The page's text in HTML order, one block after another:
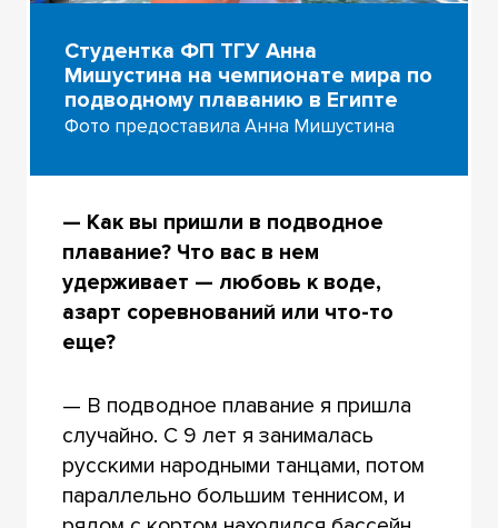
Студентка ФП ТГУ Анна
Мишустина на чемпионате мира по
подводному плаванию в Египте
Фото предоставила Анна Мишустина
— Как вы пришли в подводное
плавание? Что вас в нем
удерживает — любовь к воде,
азарт соревнований или что-то
еще?
— В подводное плавание я пришла
случайно. С 9 лет я занималась
русскими народными танцами, потом
параллельно большим теннисом, и